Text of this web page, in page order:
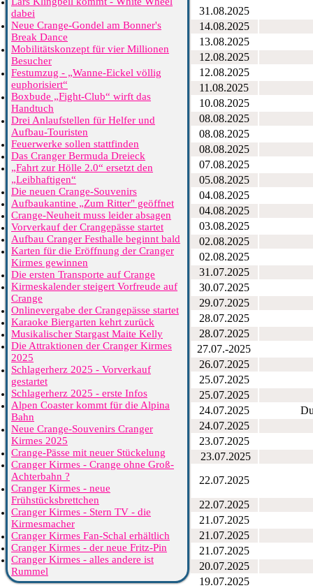
31.08.2025
14.08.2025
13.08.2025
12.08.2025
12.08.2025
11.08.2025
10.08.2025
08.08.2025
08.08.2025
08.08.2025
07.08.2025
05.08.2025
04.08.2025
04.08.2025
03.08.2025
02.08.2025
02.08.2025
31.07.2025
30.07.2025
29.07.2025
28.07.2025
28.07.2025
27.07.-2025
26.07.2025
25.07.2025
25.07.2025
24.07.2025
24.07.2025
23.07.2025
23.07.2025
22.07.2025
22.07.2025
21.07.2025
21.07.2025
21.07.2025
20.07.2025
19.07.2025
dabei
Neue Crange-Gondel am Bonner's
Break Dance
Mobilitätskonzept für vier Millionen
Besucher
Festumzug - „Wanne-Eickel völlig
euphorisiert“
Boxbude „Fight-Club“ wirft das
Handtuch
Drei Anlaufstellen für Helfer und
Aufbau-Touristen
Feuerwerke sollen stattfinden
Das Cranger Bermuda Dreieck
„Fahrt zur Hölle 2.0“ ersetzt den
„Leibhaftigen“
Die neuen Crange-Souvenirs
Aufbaukantine „Zum Ritter" geöffnet
Crange-Neuheit muss leider absagen
Vorverkauf der Crangepässe startet
Aufbau Cranger Festhalle beginnt bald
Karten für die Eröffnung der Cranger
Kirmes gewinnen
Die ersten Transporte auf Crange
Kirmeskalender steigert Vorfreude auf
Crange
Onlinevergabe der Crangepässe startet
Karaoke Biergarten kehrt zurück
Musikalischer Stargast Maite Kelly
Die Attraktionen der Cranger Kirmes
2025
Schlagerherz 2025 - Vorverkauf
gestartet
Schlagerherz 2025 - erste Infos
Alpen Coaster kommt für die Alpina
Bahn
Neue Crange-Souvenirs Cranger
Kirmes 2025
Crange-Pässe mit neuer Stückelung
Cranger Kirmes - Crange ohne Groß-
Achterbahn ?
Cranger Kirmes - neue
Frühstücksbrettchen
Cranger Kirmes - Stern TV - die
Kirmesmacher
Cranger Kirmes Fan-Schal erhältlich
Cranger Kirmes - der neue Fritz-Pin
Cranger Kirmes - alles andere ist
Rummel